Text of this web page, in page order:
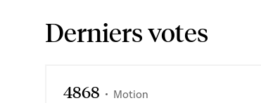
Derniers votes
4868 Motion